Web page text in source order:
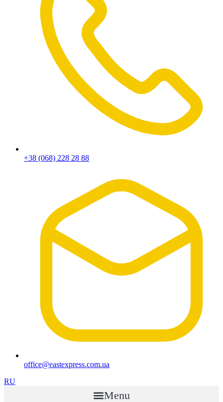
+38 (068) 228 28 88
office@eastexpress.com.ua
RU
Menu